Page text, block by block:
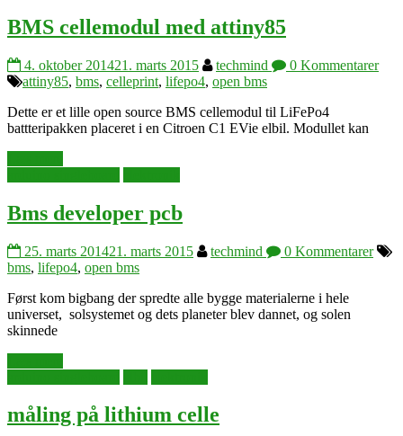
BMS cellemodul med attiny85
4. oktober 201421. marts 2015 techmind
0 Kommentarer
attiny85, bms, celleprint, lifepo4, open bms
Dette er et lille open source BMS cellemodul til LiFePo4
battteripakken placeret i en Citroen C1 EVie elbil. Modullet kan
Bms developer pcb
25. marts 201421. marts 2015 techmind
0 Kommentarer
bms, lifepo4, open bms
Først kom bigbang der spredte alle bygge materialerne i hele
universet, solsystemet og dets planeter blev dannet, og solen
skinnede
måling på lithium celle